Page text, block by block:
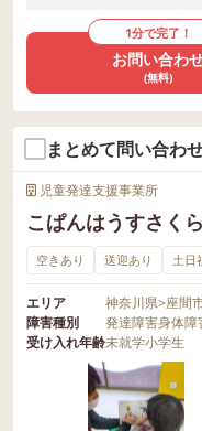
1分で完了！
お問い合わ
(無料)
まとめて問い合わ
児童発達支援事業所
こぱんはうすさく
空きあり 送迎あり 土日
エリア 神奈川県>座間
障害種別
発達障害身体障
受け入れ年齢未就学小学生